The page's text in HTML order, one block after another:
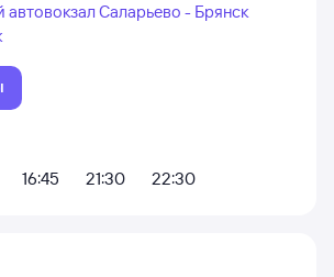
Саларьево - Брянск
16:45 21:30 22:30